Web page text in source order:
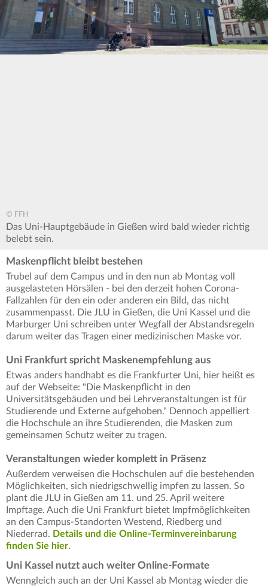
© FFH
Das Uni-Hauptgebäude in Gießen wird bald wieder richtig
belebt sein.
Maskenpflicht bleibt bestehen
Trubel auf dem Campus und in den nun ab Montag voll
ausgelasteten Hörsälen - bei den derzeit hohen Corona-
Fallzahlen für den ein oder anderen ein Bild, das nicht
zusammenpasst. Die JLU in Gießen, die Uni Kassel und die
Marburger Uni schreiben unter Wegfall der Abstandsregeln
darum weiter das Tragen einer medizinischen Maske vor.
Uni Frankfurt spricht Maskenempfehlung aus
Etwas anders handhabt es die Frankfurter Uni, hier heißt es
auf der Webseite: "Die Maskenpflicht in den
Universitätsgebäuden und bei Lehrveranstaltungen ist für
Studierende und Externe aufgehoben." Dennoch appelliert
die Hochschule an ihre Studierenden, die Masken zum
gemeinsamen Schutz weiter zu tragen.
Veranstaltungen wieder komplett in Präsenz
Außerdem verweisen die Hochschulen auf die bestehenden
Möglichkeiten, sich niedrigschwellig impfen zu lassen. So
plant die JLU in Gießen am 11. und 25. April weitere
Impftage. Auch die Uni Frankfurt bietet Impfmöglichkeiten
an den Campus-Standorten Westend, Riedberg und
Niederrad. Details und die Online-Terminvereinbarung
finden Sie hier.
Uni Kassel nutzt auch weiter Online-Formate
Wenngleich auch an der Uni Kassel ab Montag wieder die